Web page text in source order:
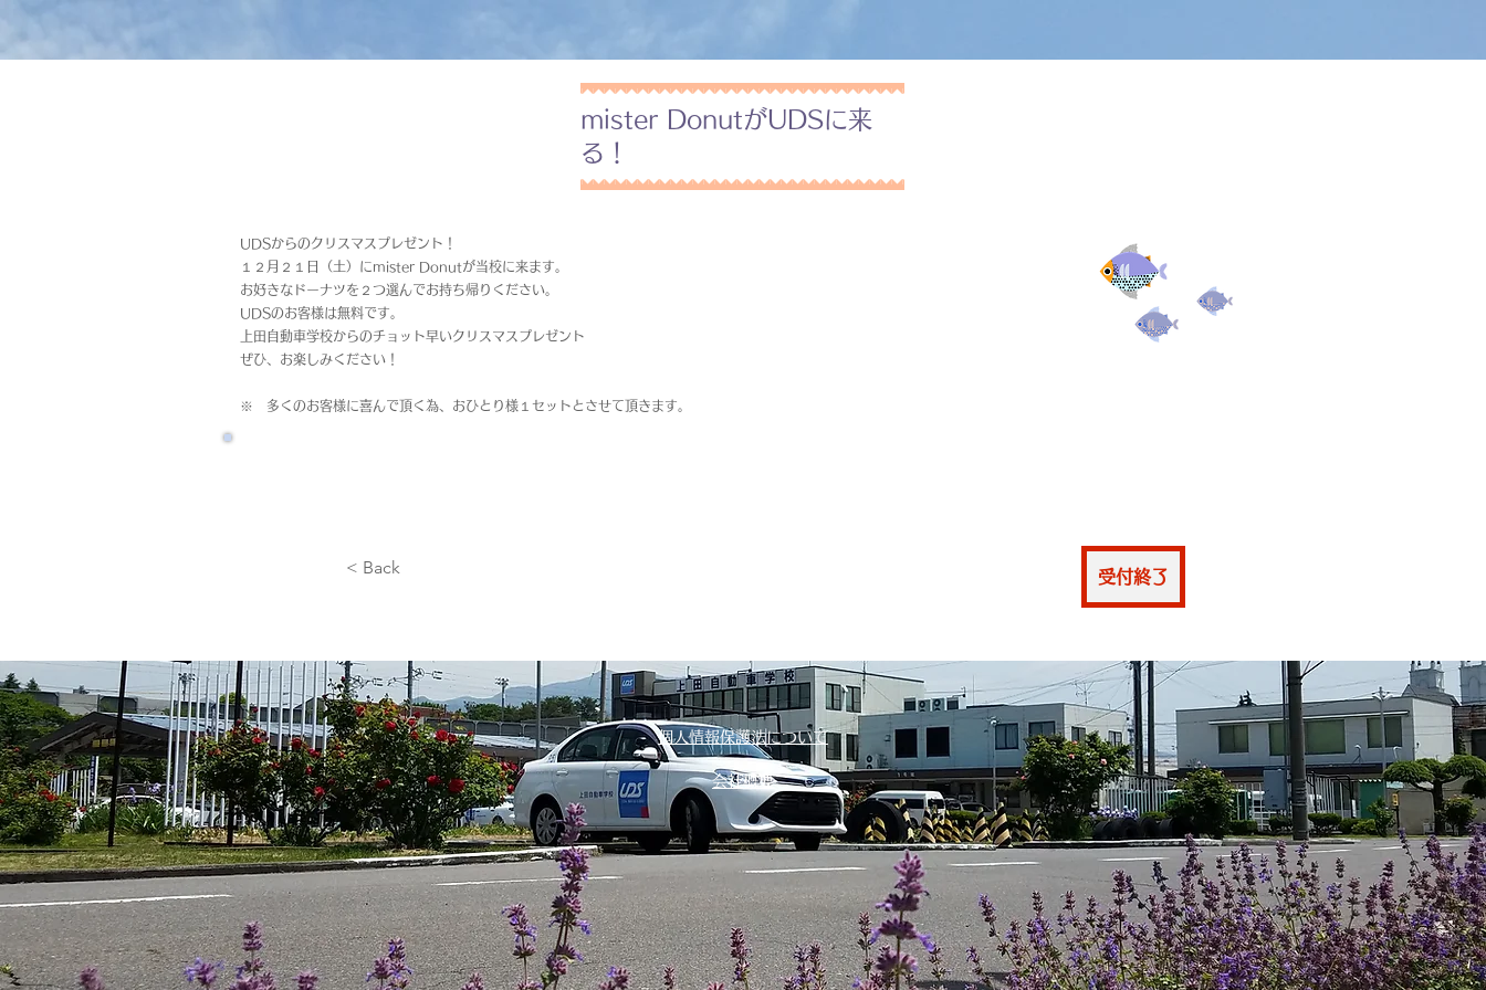
mister DonutがUDSに来
る！
UDSからのクリスマスプレゼント！
１２月２１日（土）にmister Donutが当校に来ます。
お好きなドーナツを２つ選んでお持ち帰りください。
UDSのお客様は無料です。
上田自動車学校からのチョット早いクリスマスプレゼント
ぜひ、お楽しみください！
※ 多くのお客様に喜んで頂く為、おひとり様１セットとさせて頂きます。
< Back 仮申込
受付終了
個人情報保護法について
会社概要